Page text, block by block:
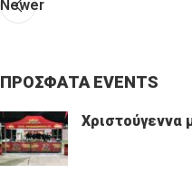
Newer
ΠΡΟΣΦΑΤΑ EVENTS
Χριστούγεννα